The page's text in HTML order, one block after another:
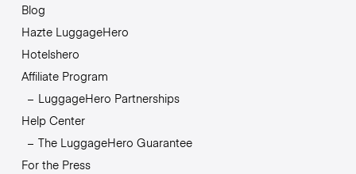
Blog
Hazte LuggageHero
Hotelshero
Affiliate Program
LuggageHero Partnerships
Help Center
The LuggageHero Guarantee
For the Press